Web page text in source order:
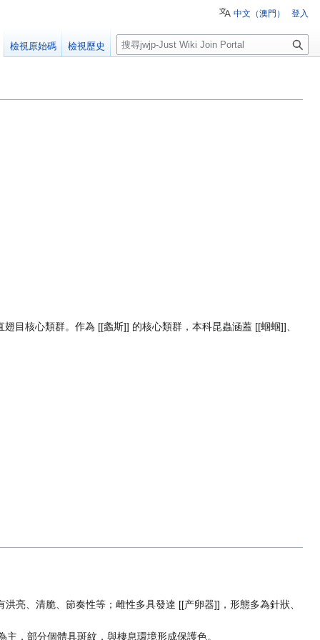
目核心類群。作為 [[螽斯]] 的核心類群，本科昆蟲涵蓋 [[蝈蝈]]、
亮、清脆、節奏性等；雌性多具發達 [[产卵器]]，形態多為針狀、
，部分個體具斑紋，與棲息環境形成保護色。
中文（澳門） 登入
檢視原始碼 檢視歷史
搜
尋